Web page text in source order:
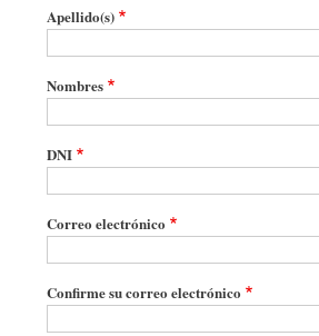
de
advertencia
Apellido(s)
Nombres
DNI
Correo
Correo electrónico
Confirme su correo electrónico